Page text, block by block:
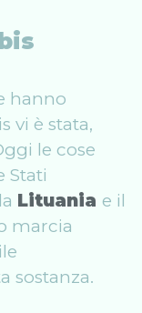
hanno
vi è stata,
le cose
Stati
Lituania e il
marcia
sostanza.